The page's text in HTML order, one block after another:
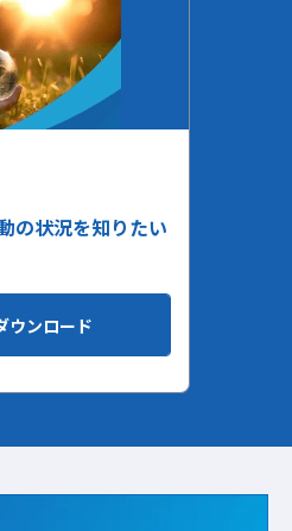
の状況を知りたい
ウンロード